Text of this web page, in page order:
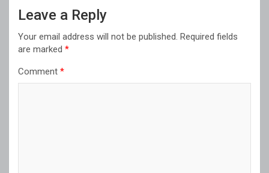
Leave a Reply
Your email address will not be published. Required fields
are marked *
Comment *